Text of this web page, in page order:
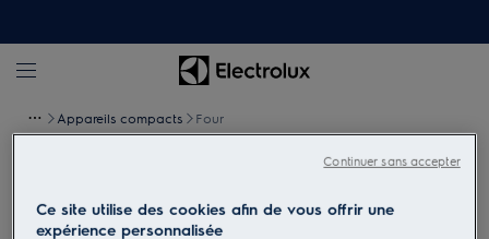
Appareils compacts Four
Fours compacts
Un espace réduit n'implique pas nécessairement de transiger sur
Ce site utilise des cookies afin de vous offrir une
expérience personnalisée
Continuer sans accepter